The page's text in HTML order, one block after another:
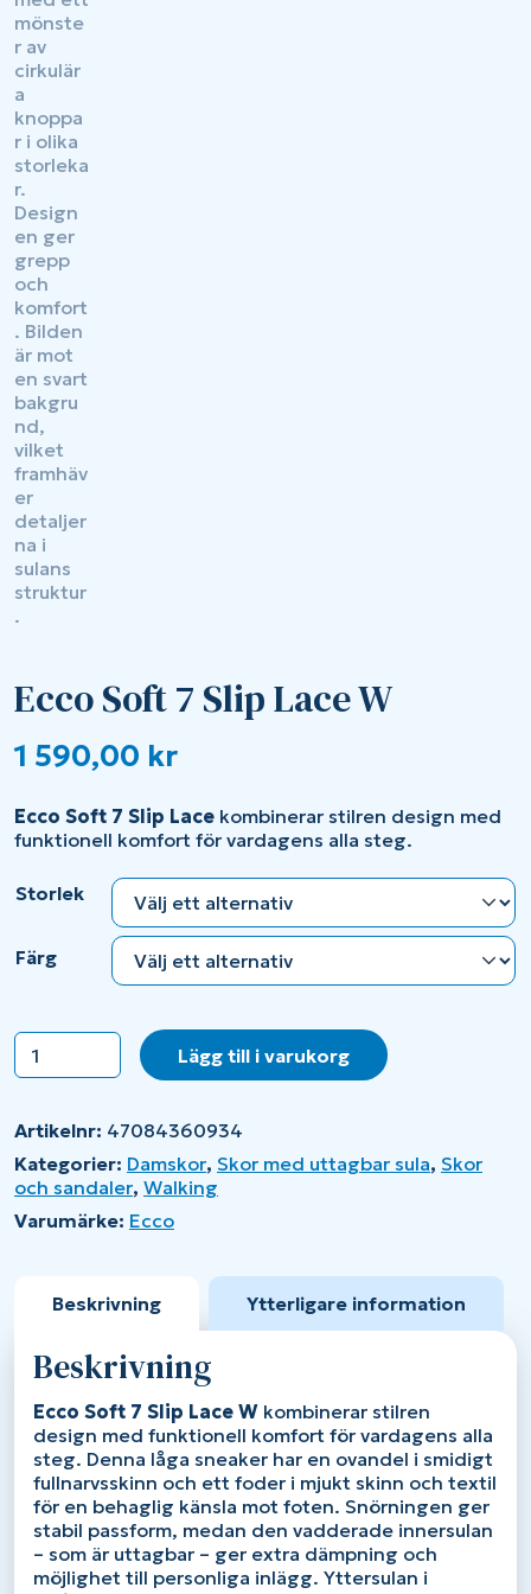
Ecco Soft 7 Slip Lace W
1 590,00 kr
Ecco Soft 7 Slip Lace kombinerar stilren design med
funktionell komfort för vardagens alla steg.
Storlek
Färg
Ecco
Soft
Lace
W
mängd
Lägg till i varukorg
Artikelnr: 47084360934
Kategorier: Damskor, Skor med uttagbar sula, Skor
och sandaler, Walking
Varumärke: Ecco
Beskrivning Ytterligare information
Beskrivning
Ecco Soft 7 Slip Lace W kombinerar stilren
design med funktionell komfort för vardagens alla
steg. Denna låga sneaker har en ovandel i smidigt
fullnarvsskinn och ett foder i mjukt skinn och textil
för en behaglig känsla mot foten. Snörningen ger
stabil passform, medan den vadderade innersulan
– som är uttagbar – ger extra dämpning och
möjlighet till personliga inlägg. Yttersulan i